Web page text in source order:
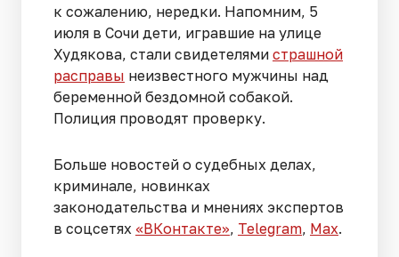
к сожалению, нередки. Напомним, 5
июля в Сочи дети, игравшие на улице
Худякова, стали свидетелями страшной
расправы неизвестного мужчины над
беременной бездомной собакой.
Полиция проводят проверку.
Больше новостей о судебных делах,
криминале, новинках
законодательства и мнениях экспертов
в соцсетях «ВКонтакте», Telegram, Мах.